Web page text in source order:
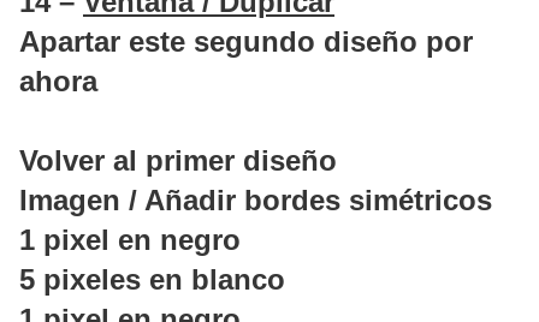
Apartar este segundo diseño por
ahora
Volver al primer diseño
Imagen / Añadir bordes simétricos
1 pixel en negro
5 pixeles en blanco